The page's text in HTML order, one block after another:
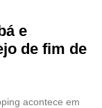
e
de fim de
acontece em